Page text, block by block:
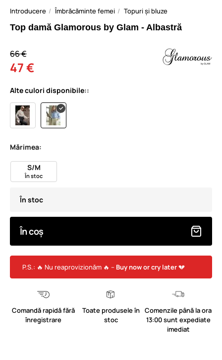
Introducere Îmbrăcăminte femei Topuri și bluze
Top damă Glamorous by Glam - Albastră
66 €
47 €
Alte culori disponibile::
Mărimea:
S/M
În stoc
În stoc
În coș
P.S.: 🔥 Nu reaprovizionăm 🔥 – Buy now or cry later💔
Comandă rapidă fără
înregistrare
Toate produsele în
stoc
Comenzile până la ora
13:00 sunt expediate
imediat